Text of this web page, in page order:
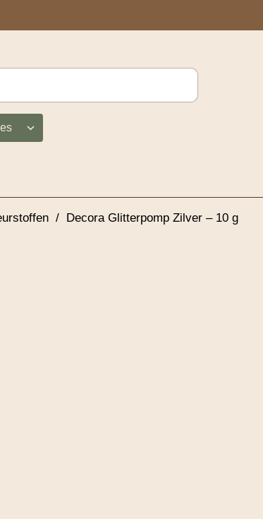
/ Decora Glitterpomp Zilver – 10 g